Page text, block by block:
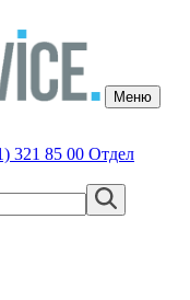
Меню
321 85 00 Отдел